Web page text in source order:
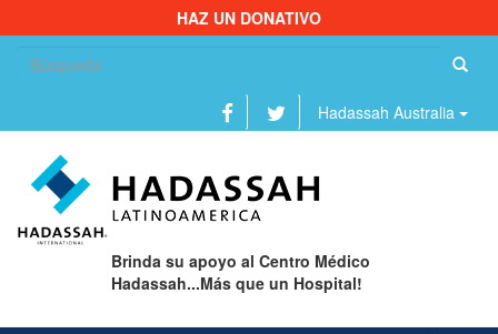
HAZ UN DONATIVO
Hadassah Australia
Brinda su apoyo al Centro Médico
Hadassah...Más que un Hospital!